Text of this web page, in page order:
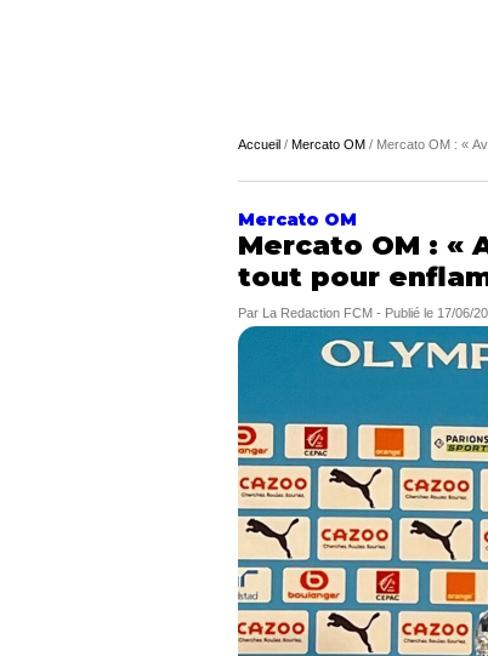
Accueil / Mercato OM / Mercato OM : «
Mercato OM
Mercato OM : «
tout pour
Par La Redaction FCM - Publié le 17/06/